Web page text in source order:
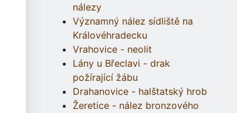
nálezy
Významný nález sídliště na
Královéhradecku
Vrahovice - neolit
Lány u Břeclavi - drak
požírající žábu
Drahanovice - halštatský hrob
Žeretice - nález bronzového